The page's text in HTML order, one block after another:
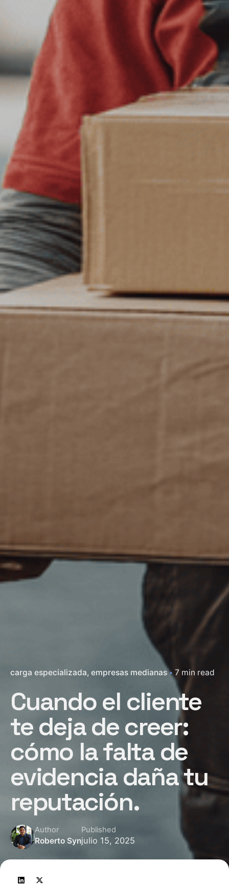
carga especializada empresas medianas 7 min read
Cuando el cliente
te deja de creer:
cómo la falta de
evidencia daña tu
reputación.
Author
Roberto Syn
Published
julio 15, 2025